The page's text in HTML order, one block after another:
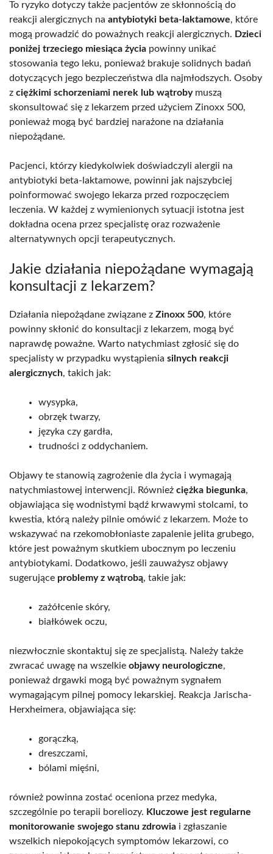
To ryzyko dotyczy także pacjentów ze skłonnością do
reakcji alergicznych na antybiotyki beta-laktamowe, które
mogą prowadzić do poważnych reakcji alergicznych. Dzieci
poniżej trzeciego miesiąca życia powinny unikać
stosowania tego leku, ponieważ brakuje solidnych badań
dotyczących jego bezpieczeństwa dla najmłodszych. Osoby
z ciężkimi schorzeniami nerek lub wątrobymuszą
skonsultować się z lekarzem przed użyciem Zinoxx 500,
ponieważ mogą być bardziej narażone na działania
niepożądane.
Pacjenci, którzy kiedykolwiek doświadczyli alergii na
antybiotyki beta-laktamowe, powinni jak najszybciej
poinformować swojego lekarza przed rozpoczęciem
leczenia. W każdej z wymienionych sytuacji istotna jest
dokładna ocena przez specjalistę oraz rozważenie
alternatywnych opcji terapeutycznych.
Jakie działania niepożądane wymagają
konsultacji z lekarzem?
Działania niepożądane związane z Zinoxx 500, które
powinny skłonić do konsultacji z lekarzem, mogą być
naprawdę poważne. Warto natychmiast zgłosić się do
specjalisty w przypadku wystąpienia silnych reakcji
alergicznych, takich jak:
wysypka,
obrzęk twarzy,
języka czy gardła,
trudności z oddychaniem.
Objawy te stanowią zagrożenie dla życia i wymagają
natychmiastowej interwencji. Również ciężka biegunka,
objawiająca się wodnistymi bądź krwawymi stolcami, to
kwestia, którą należy pilnie omówić z lekarzem. Może to
wskazywać na rzekomobłoniaste zapalenie jelita grubego,
które jest poważnym skutkiem ubocznym po leczeniu
antybiotykami. Dodatkowo, jeśli zauważysz objawy
sugerujące problemy z wątrobą, takie jak:
zażółcenie skóry,
białkówek oczu,
niezwłocznie skontaktuj się ze specjalistą. Należy także
zwracać uwagę na wszelkie objawy neurologiczne,
ponieważ drgawki mogą być poważnym sygnałem
wymagającym pilnej pomocy lekarskiej. Reakcja Jarischa-
Herxheimera, objawiająca się:
gorączką,
dreszczami,
bólami mięśni,
również powinna zostać oceniona przez medyka,
szczególnie po terapii boreliozy. Kluczowe jest regularne
monitorowanie swojego stanu zdrowia i zgłaszanie
wszelkich niepokojących symptomów lekarzowi, co